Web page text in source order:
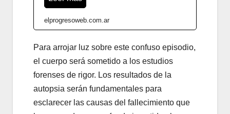
elprogresoweb.com.ar
Para arrojar luz sobre este confuso episodio,
el cuerpo será sometido a los estudios
forenses de rigor. Los resultados de la
autopsia serán fundamentales para
esclarecer las causas del fallecimiento que